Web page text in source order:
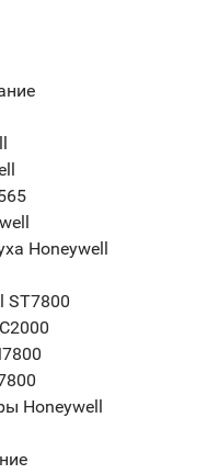
Honeywell
ST7800
Honeywell